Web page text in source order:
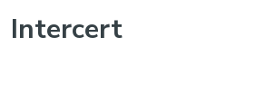
Intercert